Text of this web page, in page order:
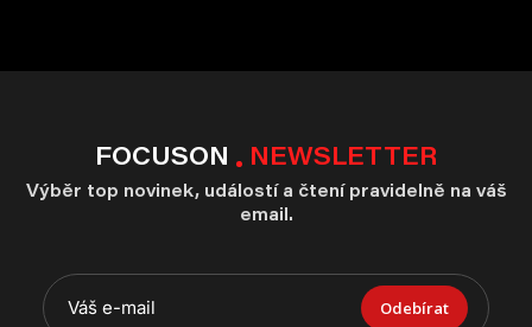
FOCUSON NEWSLETTER
Výběr top novinek, událostí a čtení pravidelně na váš
email.
Odebírat